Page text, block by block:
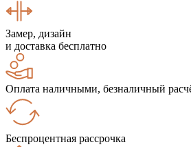
Замер, дизайн
и доставка бесплатно
Оплата наличными, безналичный
Беспроцентная рассрочка